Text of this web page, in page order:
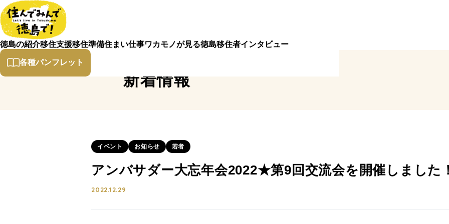
徳島の紹介移住支援移住準備住まい仕事ワカモノが見る徳島移住者インタビュー
各種パンフレット
新着情報
イベント お知らせ 若者
アンバサダー大忘年会2022★第9回交流会を開催しました
2022.12.29